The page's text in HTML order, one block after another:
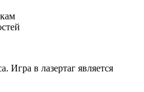
Игра в лазертаг является